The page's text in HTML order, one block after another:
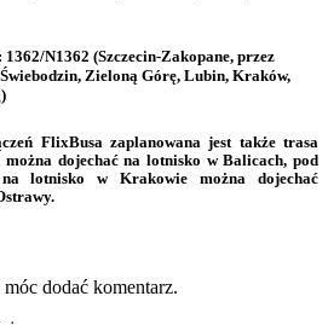
1362/N1362 (Szczecin-Zakopane, przez
Zieloną Górę, Lubin, Kraków,
FlixBusa zaplanowana jest także trasa
można dojechać na lotnisko w Balicach, pod
lotnisko w Krakowie można dojechać
móc dodać komentarz.